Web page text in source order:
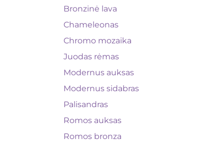
Bronzinė lava
Chameleonas
Chromo mozaika
Juodas rėmas
Modernus auksas
Modernus sidabras
Palisandras
Romos auksas
Romos bronza